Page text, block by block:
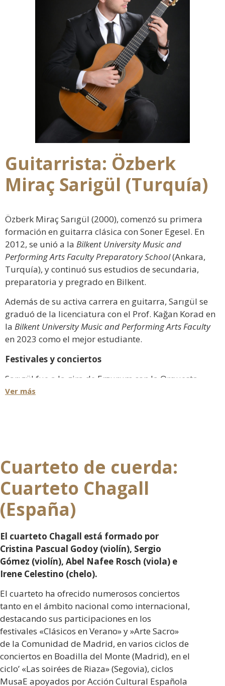
Guitarrista: Özberk
Miraç Sarigül (Turquía)
Özberk Miraç Sarıgül (2000), comenzó su primera
formación en guitarra clásica con Soner Egesel. En
2012, se unió a la Bilkent University Music and
Performing Arts Faculty Preparatory School(Ankara,
Turquía), y continuó sus estudios de secundaria,
preparatoria y pregrado en Bilkent.
Además de su activa carrera en guitarra, Sarıgül se
graduó de la licenciatura con el Prof. Kağan Korad en
la Bilkent University Music and Performing Arts Faculty
en 2023 como el mejor estudiante.
Festivales y conciertos
Sarıgül fue a la gira de Erzurum con la Orquesta
Sinfónica de Bilkent en 2017. En 2018 interpretó el
Orquesta Sinfónica del Municipio Metropolitano de
Eskişehir.
Al ser invitado a varios festivales y conciertos, Sarıgül
fue considerado digno de ser seleccionado para uno
de los premios de música más prestigiosos de
Turquía, el octavo Premio Donizetti de Música
Clásica, "Sub 18 - Músico del año" en 2018.
Sarıgül no sólo da conciertos tanto en Turquía
como en el extranjero; también participa en
concursos nacionales e internacionales.
Concursos
En 2019, Sarıgül quedó en primera posición en la
final de Turquía del
Lions European Music Competition
Tras el anuncio de los ganadores del primer lugar de
23 países europeos, todos los guitarristas ganadores
Ver más
Cuarteto de cuerda:
Cuarteto Chagall
(España)
El cuarteto Chagall está formado por
Cristina Pascual Godoy (violín), Sergio
Gómez (violín), Abel Nafee Rosch (viola) e
Irene Celestino (chelo).
El cuarteto ha ofrecido numerosos conciertos
tanto en el ámbito nacional como internacional,
destacando sus participaciones en los
festivales «Clásicos en Verano» y »Arte Sacro»
de la Comunidad de Madrid, en varios ciclos de
conciertos en Boadilla del Monte (Madrid), en el
ciclo’ «Las soirées de Riaza» (Segovia), ciclos
MusaE apoyados por Acción Cultural Española